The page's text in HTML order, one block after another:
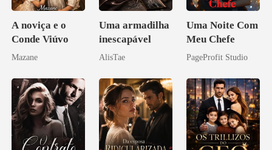
A noviça e o
Conde Viúvo
Mazane
Uma armadilha
inescapável
AlisTae
Uma Noite Com
Meu Chefe
PageProfit Studio